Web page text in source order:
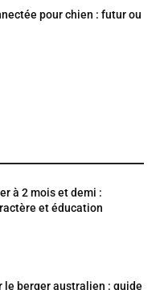
pour chien : futur ou
à 2 mois et demi :
et éducation
le berger australien : guide